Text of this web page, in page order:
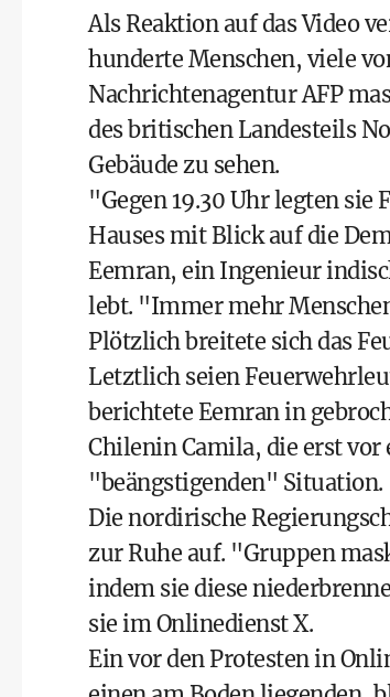
Als Reaktion auf das Video
hunderte Menschen, viele
Nachrichtenagentur AFP
des britischen Landesteils
Gebäude zu sehen.
"Gegen 19.30 Uhr legten
Hauses mit Blick auf die
Eemran, ein Ingenieur
lebt. "Immer mehr
Plötzlich breitete sich das
Letztlich seien
berichtete Eemran in
Chilenin Camila, die erst vor
"beängstigenden" Situation.
Die nordirische
zur Ruhe auf. "Gruppen
indem sie diese
sie im Onlinedienst X.
Ein vor den Protesten in